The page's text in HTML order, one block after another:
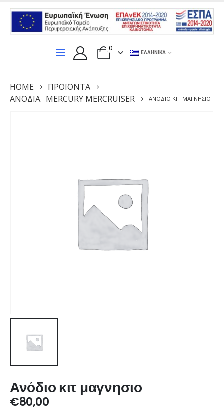
0
ΕΛΛΗΝΙΚΆ
HOME
ΠΡΟΪΌΝΤΑ
ΑΝΌΔΙΑ, MERCURY MERCRUISER ΑΝΌΔΙΟ ΚΙΤ ΜΑΓΝΗΣΙΟ
Ανόδιο κιτ μαγνησιο
€80,00